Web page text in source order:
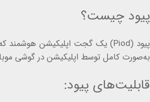
پیود چیست؟
به‌صورت کامل توسط اپلیکیشن در گوشی
قابلیت‌های پیود: